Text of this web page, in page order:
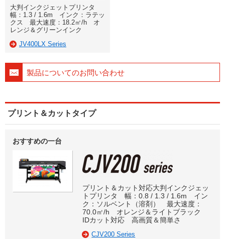
大判インクジェットプリンタ
幅：1.3 / 1.6m インク：ラテッ
クス 最大速度：18.2㎡/h オ
レンジ＆グリーンインク
JV400LX Series
製品についてのお問い合わせ
プリント＆カットタイプ
おすすめの一台
プリント＆カット対応大判インクジェッ
トプリンタ 幅：0.8 / 1.3 / 1.6m イン
ク：ソルベント（溶剤） 最大速度：
70.0㎡/h オレンジ＆ライトブラック
IDカット対応 高画質＆簡単さ
CJV200 Series